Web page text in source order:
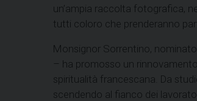
un’ampia raccolta fotografica,
tutti coloro che prenderanno
Monsignor Sorrentino,
– ha promosso un
spiritualità francescana. Da
scendendo al fianco dei